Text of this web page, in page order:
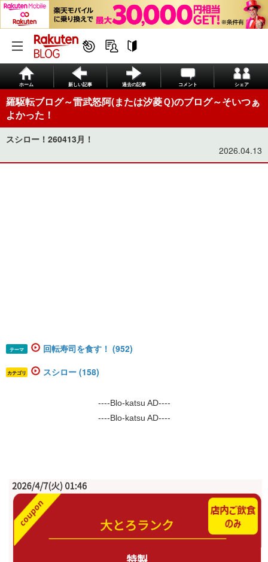
ホーム 新しい記事 過去の記事 コメント シェア
羅駆転ブログ～雷武怒阿(または汐菱Ｑ)のブログ～そいつぁ
よかった！
スシロー！260413月！
2026.04.13
テーマ 回転寿司を食す！ (952)
カテゴリ スシロー (158)
----Blo-katsu AD----
----Blo-katsu AD----